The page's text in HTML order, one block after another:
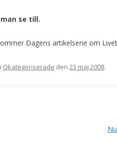
se till.
Dagens artikelserie om
Okategoriserade den 23 maj 2008.